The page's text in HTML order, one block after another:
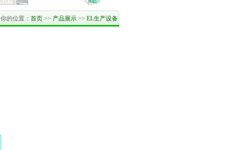
你的位置： 首页 >> 产品展示 >> EL生产设备